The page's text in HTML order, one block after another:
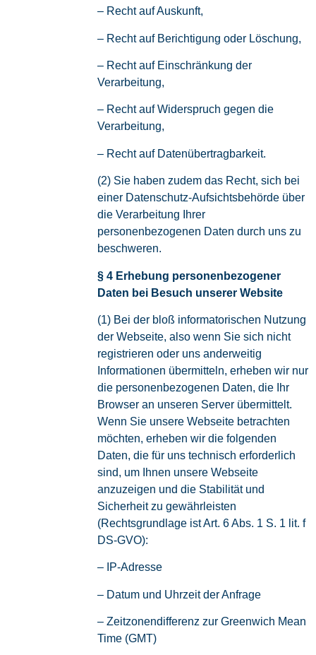
– Recht auf Auskunft,
– Recht auf Berichtigung oder Löschung,
– Recht auf Einschränkung der
Verarbeitung,
– Recht auf Widerspruch gegen die
Verarbeitung,
– Recht auf Datenübertragbarkeit.
(2) Sie haben zudem das Recht, sich bei
einer Datenschutz-Aufsichtsbehörde über
die Verarbeitung Ihrer
personenbezogenen Daten durch uns zu
beschweren.
§ 4 Erhebung personenbezogener
Daten bei Besuch unserer Website
(1) Bei der bloß informatorischen Nutzung
der Webseite, also wenn Sie sich nicht
registrieren oder uns anderweitig
Informationen übermitteln, erheben wir nur
die personenbezogenen Daten, die Ihr
Browser an unseren Server übermittelt.
Wenn Sie unsere Webseite betrachten
möchten, erheben wir die folgenden
Daten, die für uns technisch erforderlich
sind, um Ihnen unsere Webseite
anzuzeigen und die Stabilität und
Sicherheit zu gewährleisten
(Rechtsgrundlage ist Art. 6 Abs. 1 S. 1 lit. f
DS-GVO):
– IP-Adresse
– Datum und Uhrzeit der Anfrage
– Zeitzonendifferenz zur Greenwich Mean
Time (GMT)